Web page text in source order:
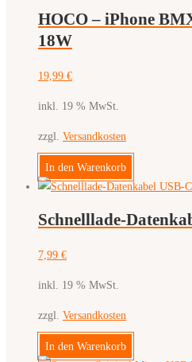
HOCO – iPhone
18W
19,99 €
inkl. 19 % MwSt.
zzgl. Versandkosten
In den Warenkorb
Schnelllade-
7,99 €
inkl. 19 % MwSt.
zzgl. Versandkosten
In den Warenkorb